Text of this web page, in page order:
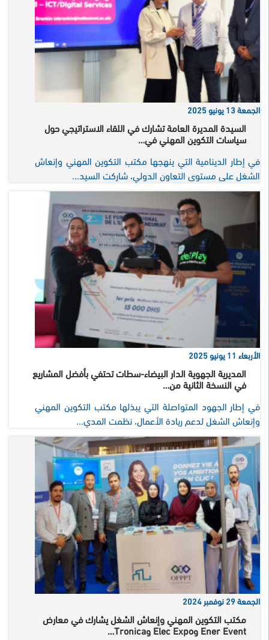
الجمعة 13 يونيو 2025
السيدة المديرة العامة تشارك في اللقاء الاستراتيجي حول
سياسات التكوين المهني في…
في إطار الدينامية التي ينهجها مكتب التكوين المهني وإنعاش
الشغل على مستوى التعاون الدولي، شاركت السيد...
الأربعاء 11 يونيو 2025
المديرية الجهوية الدار البيضاء-سطات تحتفي بأفضل المشاريع
في النسخة الثانية من…
في إطار الجهود المتواصلة التي يبذلها مكتب التكوين المهني
وإنعاش الشغل لدعم ريادة الأعمال، نظمت المدي...
الجمعة 29 نوفمبر 2024
مكتب التكوين المهني وإنعاش الشغل يشارك في معارض
Ener Event وElec Expo وTronica…